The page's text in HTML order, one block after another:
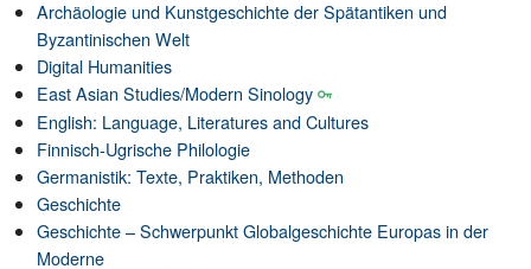
Archäologie und Kunstgeschichte der Spätantiken und
Byzantinischen Welt
Digital Humanities
East Asian Studies/Modern Sinology
English: Language, Literatures and Cultures
Finnisch-Ugrische Philologie
Germanistik: Texte, Praktiken, Methoden
Geschichte
Geschichte – Schwerpunkt Globalgeschichte Europas in der
Moderne